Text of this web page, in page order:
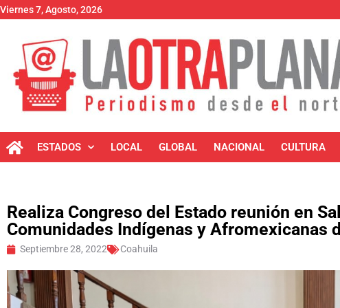
Viernes 7, Agosto, 2026
ESTADOS LOCAL GLOBAL NACIONAL CULTURA
Realiza Congreso del Estado reunión en
Comunidades Indígenas y Afromexicanas
Septiembre 28, 2022 Coahuila